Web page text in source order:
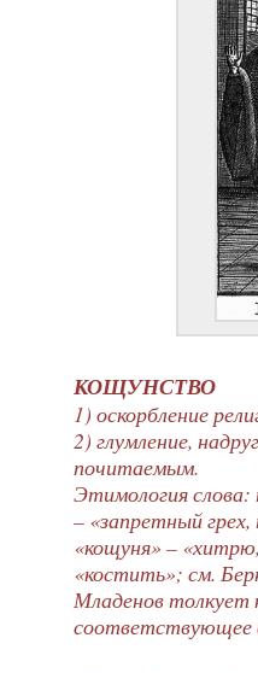
КОЩУНСТВО
1) оскорбление
2) глумление,
почитаемым.
Этимология слова:
– «запретный
«кощуня» –
«костить»; см.
Младенов толкует
соответствующее